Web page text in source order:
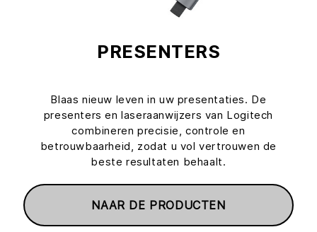
PRESENTERS
Blaas nieuw leven in uw presentaties. De
presenters en laseraanwijzers van Logitech
combineren precisie, controle en
betrouwbaarheid, zodat u vol vertrouwen de
beste resultaten behaalt.
NAAR DE PRODUCTEN